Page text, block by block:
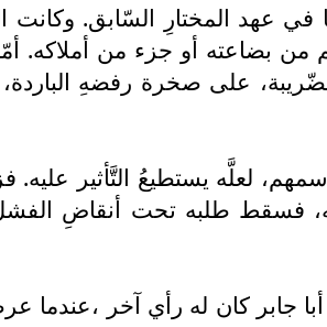
عهد المختارِ السّابق. وكانت
بضاعته أو جزء من أملاكه. أمّا
على صخرة رفضهِ
لعلَّه يستطيعُ التَّأثير عليه.
فسقط طلبه تحت أنقاضِ
أبا جابر كان له رأي آخر